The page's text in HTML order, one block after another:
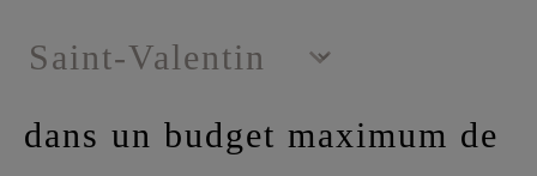
dans un budget maximum de